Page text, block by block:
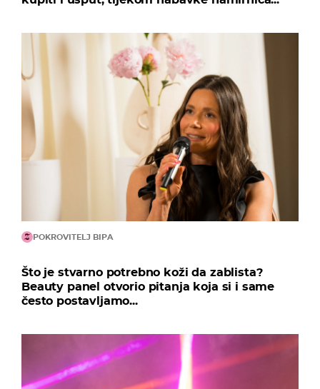
POKROVITELJ BIPA
Što je stvarno potrebno koži da zablista?
Beauty panel otvorio pitanja koja si i same
često postavljamo...